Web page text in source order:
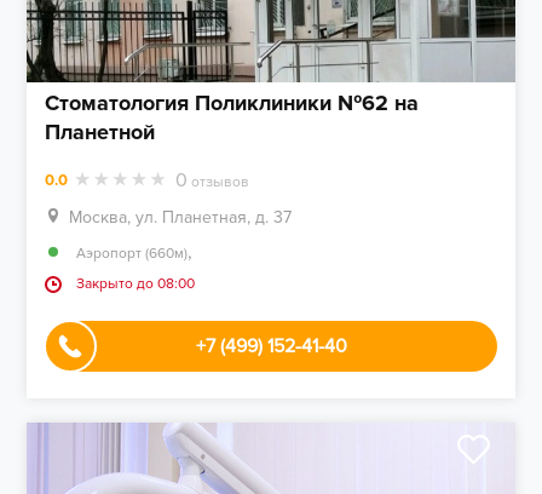
Стоматология Поликлиники №62 на
Планетной
0.0 0 отзывов
Москва, ул. Планетная, д. 37
Аэропорт (660м),
Закрыто до 08:00
+7 (499) 152-41-40